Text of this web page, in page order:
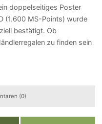
doppelseitiges Poster
(1.600 MS-Points) wurde
bestätigt. Ob
zu finden sein
(0)